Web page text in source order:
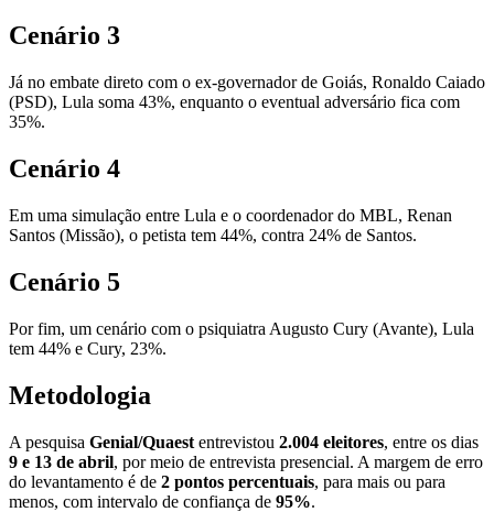
Cenário 3
Já no embate direto com o ex-governador de Goiás, Ronaldo Caiado
(PSD), Lula soma 43%, enquanto o eventual adversário fica com
35%.
Cenário 4
Em uma simulação entre Lula e o coordenador do MBL, Renan
Santos (Missão), o petista tem 44%, contra 24% de Santos.
Cenário 5
Por fim, um cenário com o psiquiatra Augusto Cury (Avante), Lula
tem 44% e Cury, 23%.
Metodologia
A pesquisa Genial/Quaest entrevistou 2.004 eleitores, entre os dias
9 e 13 de abril, por meio de entrevista presencial. A margem de erro
do levantamento é de 2 pontos percentuais, para mais ou para
menos, com intervalo de confiança de 95%.